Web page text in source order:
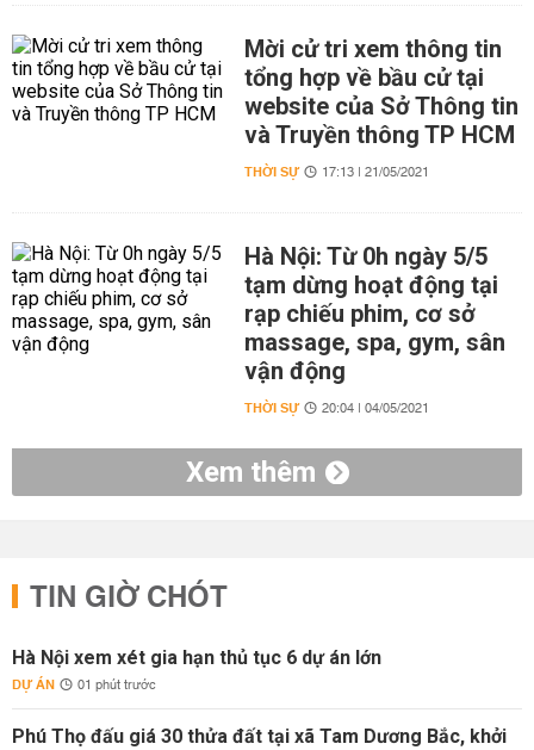
Mời cử tri xem thông tin
tổng hợp về bầu cử tại
website của Sở Thông tin
và Truyền thông TP HCM
THỜI SỰ 17:13 | 21/05/2021
Hà Nội: Từ 0h ngày 5/5
tạm dừng hoạt động tại
rạp chiếu phim, cơ sở
massage, spa, gym, sân
vận động
THỜI SỰ 20:04 | 04/05/2021
Xem thêm
TIN GIỜ CHÓT
Hà Nội xem xét gia hạn thủ tục 6 dự án lớn
DỰ ÁN 01 phút trước
Phú Thọ đấu giá 30 thửa đất tại xã Tam Dương Bắc, khởi